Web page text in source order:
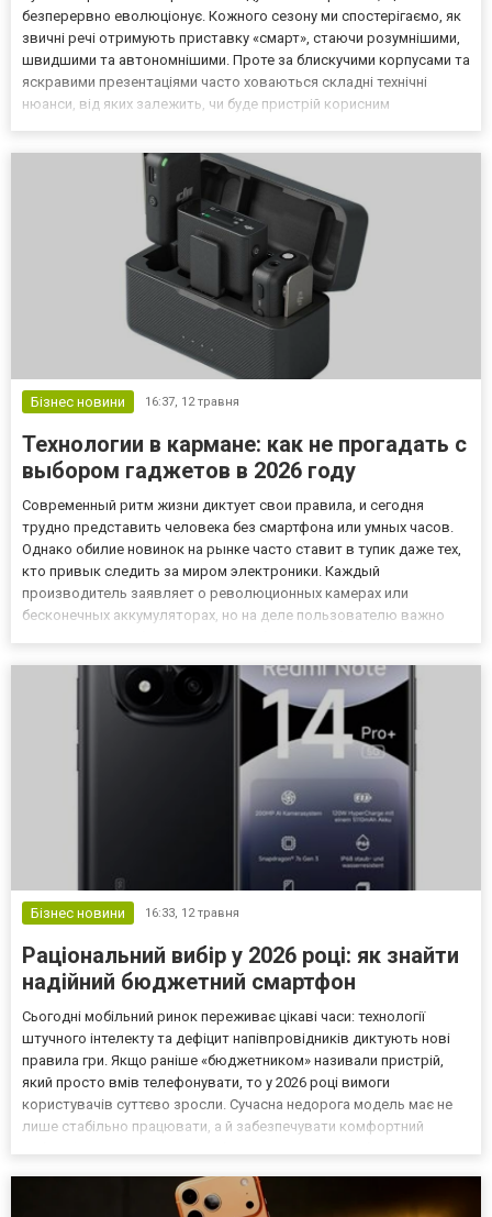
безперервно еволюціонує. Кожного сезону ми спостерігаємо, як
звичні речі отримують приставку «смарт», стаючи розумнішими,
швидшими та автономнішими. Проте за блискучими корпусами та
яскравими презентаціями часто ховаються складні технічні
нюанси, від яких залежить, чи буде пристрій корисним
Бізнес новини 16:37, 12 травня
Технологии в кармане: как не прогадать с
выбором гаджетов в 2026 году
Современный ритм жизни диктует свои правила, и сегодня
трудно представить человека без смартфона или умных часов.
Однако обилие новинок на рынке часто ставит в тупик даже тех,
кто привык следить за миром электроники. Каждый
производитель заявляет о революционных камерах или
бесконечных аккумуляторах, но на деле пользователю важно
технических хар...
Бізнес новини 16:33, 12 травня
Раціональний вибір у 2026 році: як знайти
надійний бюджетний смартфон
Сьогодні мобільний ринок переживає цікаві часи: технології
штучного інтелекту та дефіцит напівпровідників диктують нові
правила гри. Якщо раніше «бюджетником» називали пристрій,
який просто вмів телефонувати, то у 2026 році вимоги
користувачів суттєво зросли. Сучасна недорога модель має не
лише стабільно працювати, а й забезпечувати комфортний